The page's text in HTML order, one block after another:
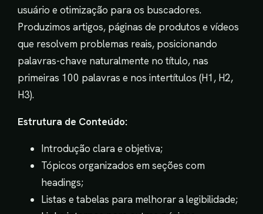
usuário e otimização para os buscadores.
Produzimos artigos, páginas de produtos e vídeos
que resolvem problemas reais, posicionando
palavras-chave naturalmente no título, nas
primeiras 100 palavras e nos intertítulos (H1, H2,
H3).
Estrutura de Conteúdo:
Introdução clara e objetiva;
Tópicos organizados em seções com
headings;
Listas e tabelas para melhorar a legibilidade;